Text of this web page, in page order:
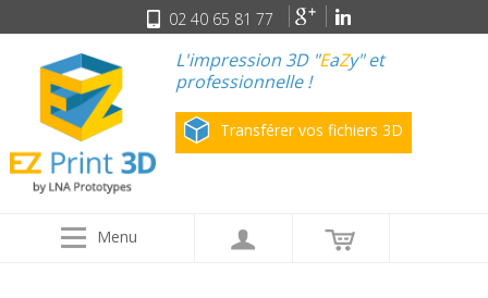
02 40 65 81 77
L'impression 3D "EaZy" et
professionnelle !
Transférer vos fichiers 3D
Menu